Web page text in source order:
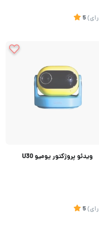
رای)
5
ویدئو پروژکتور یومیو U30
رای)
5